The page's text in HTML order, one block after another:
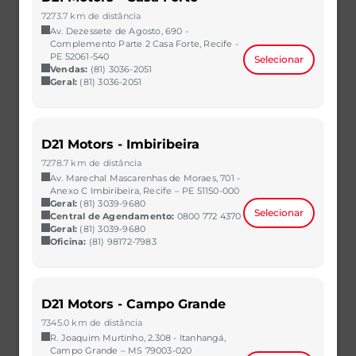
R$ 60.990,00
CAOA Chery | D21 - São Bernardo do Campo
R$ 61.990,00
7273.7 km de distância
Av. Dezessete de Agosto, 690 -
Complemento Parte 2 Casa Forte, Recife -
PE 52061-540
Vendas: (81) 3036-2051
Geral: (81) 3036-2051
Selecionar
D21 Motors - Imbiribeira
7278.7 km de distância
Av. Marechal Mascarenhas de Moraes, 701 -
Anexo C Imbiribeira, Recife – PE 51150-000
Geral: (81) 3039-9680
Central de Agendamento: 0800 772 4370
Geral: (81) 3039-9680
Oficina: (81) 98172-7983
Selecionar
D21 Motors - Campo Grande
7345.0 km de distância
R. Joaquim Murtinho, 2.308 - Itanhangá,
Campo Grande – MS 79003-020